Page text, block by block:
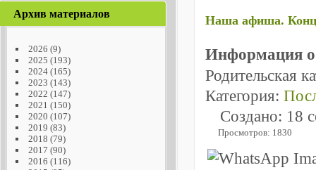
Архив материалов
2026 (9)
2025 (193)
2024(165)
2023 (143)
2022 (147)
2021 (150)
2020 (107)
2019 (83)
2018 (79)
2017 (90)
2016 (116)
Наша афиша.
Информация о
Родительская
Категория:
Создано: 18
Просмотров: 1830